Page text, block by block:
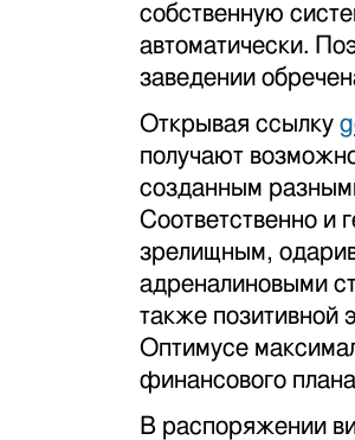
собственную
автоматически.
заведении
Открывая ссылку
получают
созданным
Соответственно и
зрелищным,
адреналиновыми
также позитивной
Оптимусе
финансового
В распоряжении